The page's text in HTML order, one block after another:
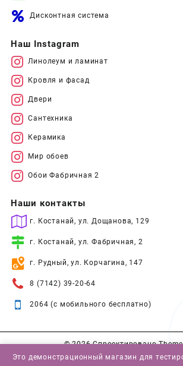
Дисконтная система
Наш Instagram
Линолеум и ламинат
Кровля и фасад
Двери
Сантехника
Керамика
Мир обоев
Обои Фабричная 2
Наши контакты
г. Костанай, ул. Дощанова, 129
г. Костанай, ул. Фабричная, 2
г. Рудный, ул. Корчагина, 147
8 (7142) 39-20-64
2064 (с мобильного бесплатно)
© 2026Спроектировано
Это демонстрационный магазин для